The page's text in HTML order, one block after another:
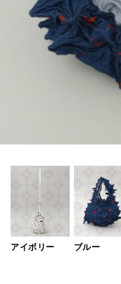
アイボリー ブルー